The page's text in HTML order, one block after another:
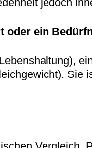
jedoch
oder ein
Sie